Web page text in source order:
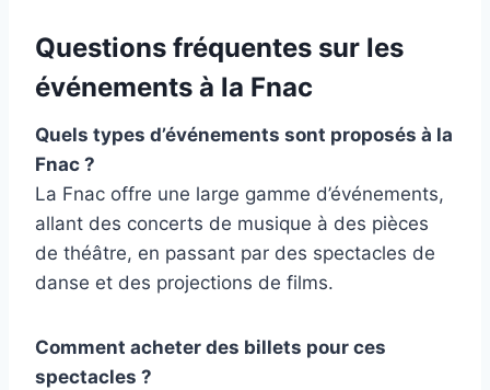
Questions fréquentes sur les
événements à la Fnac
Quels types d’événements sont proposés à la
Fnac ?
La Fnac offre une large gamme d’événements,
allant des concerts de musique à des pièces
de théâtre, en passant par des spectacles de
danse et des projections de films.
Comment acheter des billets pour ces
spectacles ?